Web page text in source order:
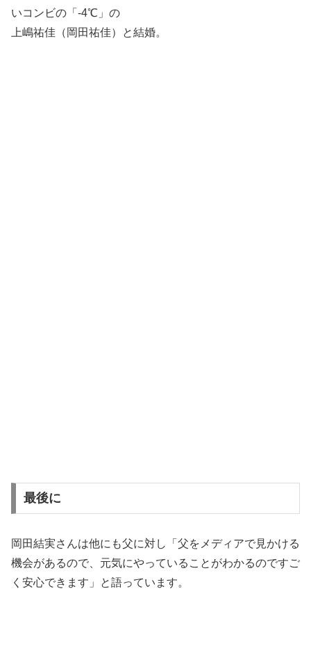
いコンビの「-4℃」の
上嶋祐佳（岡田祐佳）と結婚。
最後に
岡田結実さんは他にも父に対し「父をメディアで見かける
機会があるので、元気にやっていることがわかるのですご
く安心できます」と語っています。